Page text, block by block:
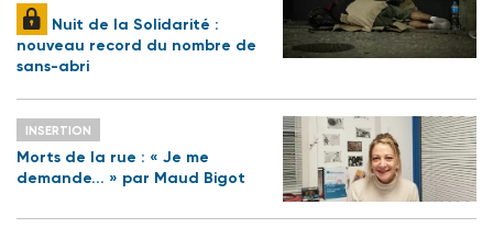
Nuit de la Solidarité :
nouveau record du nombre de
sans-abri
INSERTION
Morts de la rue : « Je me
demande... » par Maud Bigot